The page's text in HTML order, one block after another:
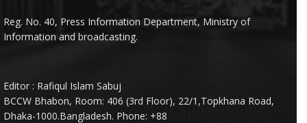
Reg. No. 40, Press Information Department, Ministry of
Information and broadcasting.
Editor : Rafiqul Islam Sabuj
BCCW Bhabon, Room: 406 (3rd Floor), 22/1,Topkhana Road,
Dhaka-1000.Bangladesh. Phone: +88